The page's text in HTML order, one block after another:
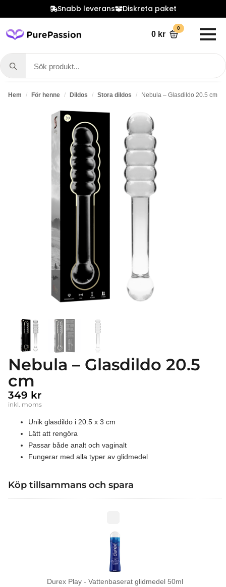
Snabb leverans Diskreta paket
0 kr
0
Search
for:
Hem För henne Dildos Stora dildos Nebula – Glasdildo 20.5 cm
Nebula – Glasdildo 20.5
cm
349 kr
inkl. moms
Unik glasdildo i 20.5 x 3 cm
Lätt att rengöra
Passar både analt och vaginalt
Fungerar med alla typer av glidmedel
Köp tillsammans och spara
Vattenbaserat
glidmedel
50ml
Durex Play - Vattenbaserat glidmedel 50ml